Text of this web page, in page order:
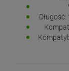
Długość: